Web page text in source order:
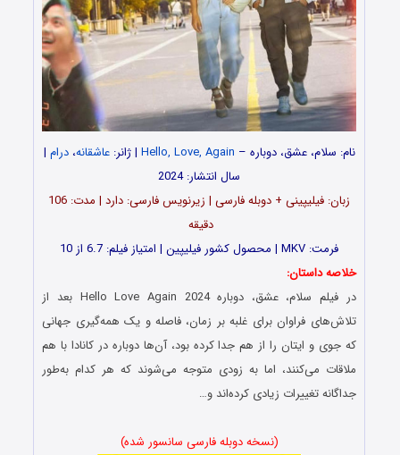
نام: سلام، عشق، دوباره – Hello, Love, Again | ژانر:عاشقانه،درام |
سال انتشار: 2024
زبان: فیلیپینی + دوبله فارسی | زیرنویس فارسی: دارد | مدت: 106
دقیقه
فرمت: MKV | محصول کشور فیلیپین | امتیاز فیلم: 6.7 از 10
خلاصه داستان:
در فیلم سلام، عشق، دوباره Hello Love Again 2024 بعد از
تلاش‌های فراوان برای غلبه بر زمان، فاصله و یک همه‌گیری جهانی
که جوی و ایتان را از هم جدا کرده بود، آن‌ها دوباره در کانادا با هم
ملاقات می‌کنند، اما به زودی متوجه می‌شوند که هر کدام به‌طور
جداگانه تغییرات زیادی کرده‌اند و…
(نسخه دوبله فارسی سانسور شده)